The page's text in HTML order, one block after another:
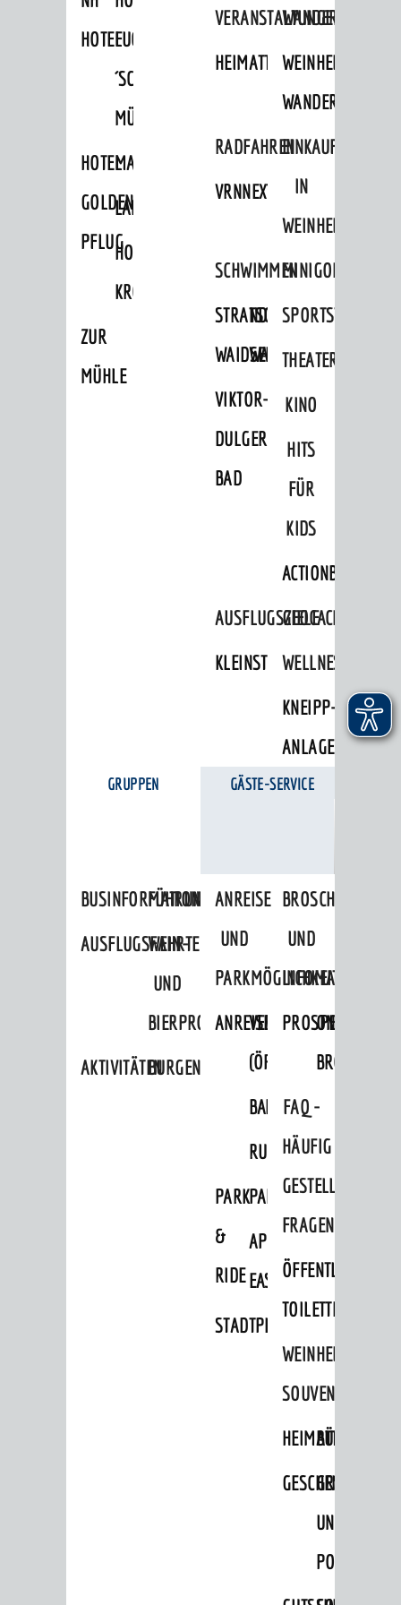
HOTELFUCHS
´SCHE
MÜHLE
HOTEL
GOLDENER
PFLUG
MARKTPLATZHOTEL
LAMMERSHOF
HOTEL
KRONE
ZUR
MÜHLE
VERANSTALTUNGEN
HEIMATTAGE
WANDERN
WEINHEIMER
WANDERWEGE
RADFAHREN
VRNNEXTBIKE
EINKAUFEN
IN
WEINHEIM
SCHWIMMEN
STRANDBAD
WAIDSEE
TSG
WALDSCHWIMMBAD
VIKTOR-
DULGER-
BAD
MINIGOLF
SPORTSTÄTTEN
THEATER
KINO
HITS
FÜR
KIDS
ACTIONBOUND
AUSFLUGSZIELE
KLEINSTADTPERLEN
GEOCACHING
WELLNESS
KNEIPP-
ANLAGE
GRUPPEN
BUSINFORMATION
FÜHRUNGEN
AUSFLUGSFAHRTEN
WEIN-
UND
BIERPROBEN
AKTIVITÄTENBURGENERLEBNISSE
GÄSTE-SERVICE
ANREISE
UND
PARKMÖGLICHKEITEN
ANREISEVERKEHR
(ÖPNV)
BAHNVERKEHR
BUSVERKEHR
RUFTAXI
PARK
&
RIDE
PARKEN
APP
EASYPARKEN
STADTPLAN
BROSCHÜREN
UND
INFOMATERIAL
ONLINE-
FAQ -
HÄUFIG
GESTELLTE
FRAGEN
ÖFFENTLICHE
TOILETTEN
WEINHEIMER
SOUVENIRS
HEIMATTAGE
BÜCHER
GESCHENKE
GRUSS-
UND
POSTKARTEN